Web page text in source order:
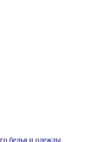
белья и одежды